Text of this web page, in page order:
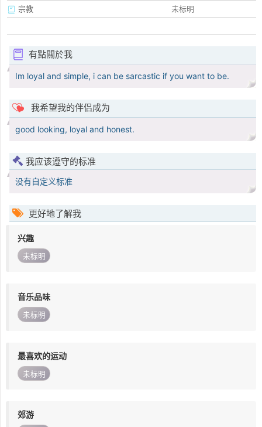
宗教
未标明
有點關於我
Im loyal and simple, i can be sarcastic if you want to be.
我希望我的伴侣成为
good looking, loyal and honest.
我应该遵守的标准
没有自定义标准
更好地了解我
兴趣
未标明
音乐品味
未标明
最喜欢的运动
未标明
郊游